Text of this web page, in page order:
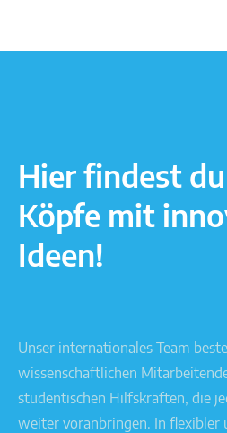
Hier findest
Köpfe mit
Ideen!
Unser internationales Team
wissenschaftlichen
studentischen Hilfskräften, die
weiter voranbringen. In flexibler